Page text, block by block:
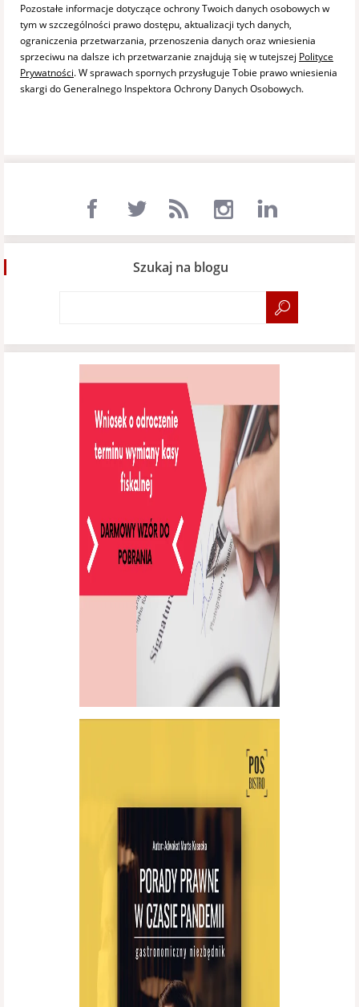
Pozostałe informacje dotyczące ochrony Twoich danych osobowych w
tym w szczególności prawo dostępu, aktualizacji tych danych,
ograniczenia przetwarzania, przenoszenia danych oraz wniesienia
sprzeciwu na dalsze ich przetwarzanie znajdują się w tutejszej Polityce
Prywatności. W sprawach spornych przysługuje Tobie prawo wniesienia
skargi do Generalnego Inspektora Ochrony Danych Osobowych.
Szukaj na blogu